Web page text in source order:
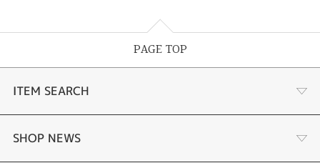
PAGE TOP
ITEM SEARCH
婚約指輪
SHOP NEWS